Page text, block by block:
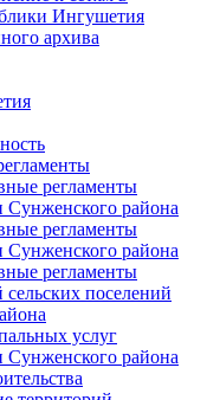
Ингушетия
архива
регламенты
Сунженского района
регламенты
Сунженского района
регламенты
поселений
услуг
Сунженского района